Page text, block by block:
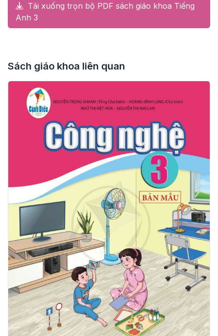
Tải xuống trọn bộ PDF sách giáo khoa Tiếng
Anh 3
Sách giáo khoa liên quan